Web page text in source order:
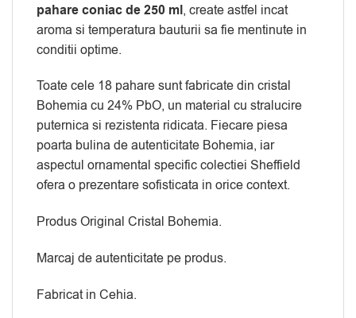
pahare coniac de 250 ml, create astfel incat
aroma si temperatura bauturii sa fie mentinute in
conditii optime.
Toate cele 18 pahare sunt fabricate din cristal
Bohemia cu 24% PbO, un material cu stralucire
puternica si rezistenta ridicata. Fiecare piesa
poarta bulina de autenticitate Bohemia, iar
aspectul ornamental specific colectiei Sheffield
ofera o prezentare sofisticata in orice context.
Produs Original Cristal Bohemia.
Marcaj de autenticitate pe produs.
Fabricat in Cehia.